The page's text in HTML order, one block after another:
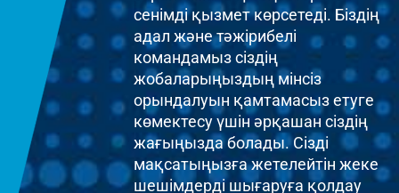
сенімді қызмет көрсетеді. Біздің
адал және тәжірибелі
командамыз сіздің
жобаларыңыздың мінсіз
орындалуын қамтамасыз етуге
көмектесу үшін әрқашан сіздің
жағыңызда болады. Сізді
мақсатыңызға жетелейтін жеке
шешімдерді шығаруға қолдау